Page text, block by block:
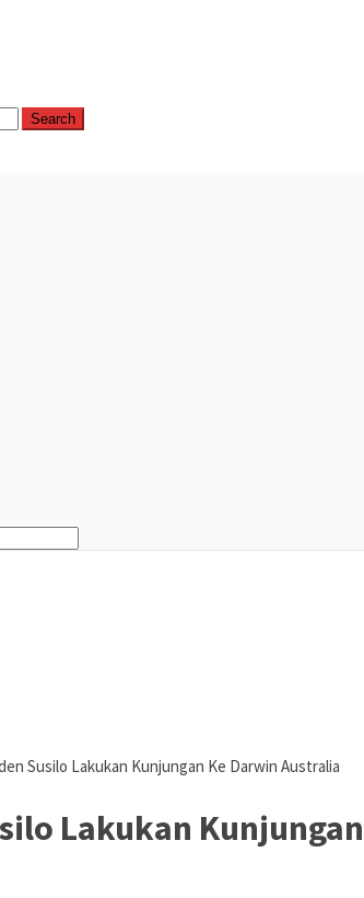
Search
Susilo Lakukan Kunjungan Ke Darwin Australia
Lakukan